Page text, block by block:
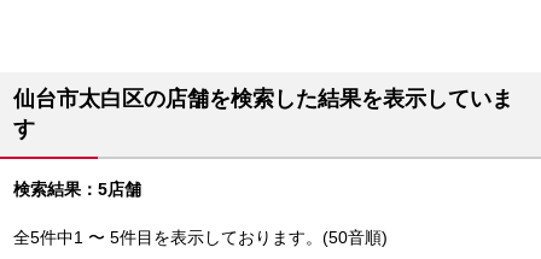
仙台市太白区の店舗を検索した結果を表示していま
す
検索結果：5店舗
全5件中1 〜 5件目を表示しております。(50音順)